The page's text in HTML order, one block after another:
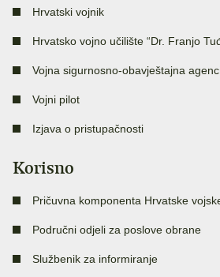
Hrvatski vojnik
Hrvatsko vojno učilište “Dr. Franjo
Vojna sigurnosno-obavještajna
Vojni pilot
Izjava o pristupačnosti
Korisno
Pričuvna komponenta Hrvatske
Područni odjeli za poslove obrane
Službenik za informiranje